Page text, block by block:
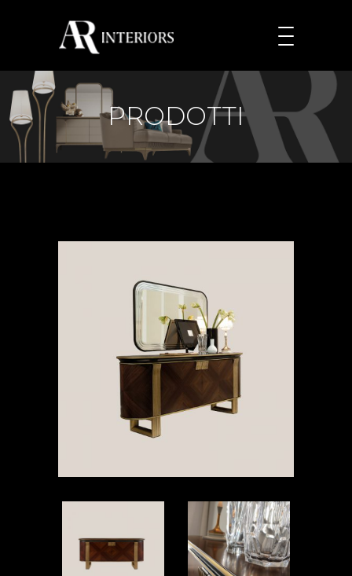
PRODOTTI